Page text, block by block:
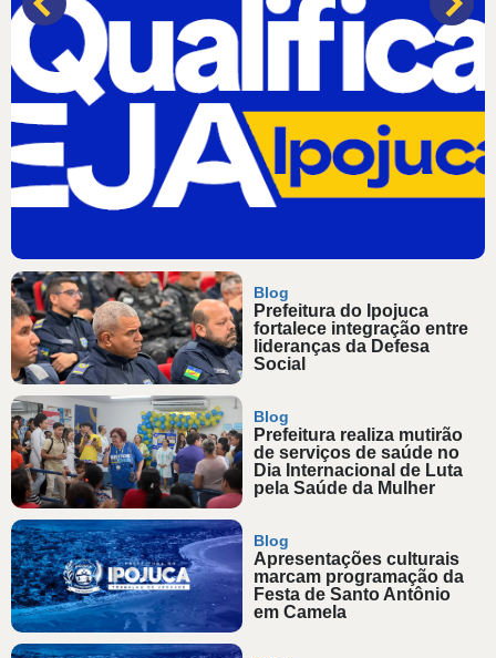
Blog
Prefeitura do Ipojuca
fortalece integração entre
lideranças da Defesa
Social
Blog
Prefeitura realiza mutirão
de serviços de saúde no
Dia Internacional de Luta
pela Saúde da Mulher
Blog
Apresentações culturais
marcam programação da
Festa de Santo Antônio
em Camela